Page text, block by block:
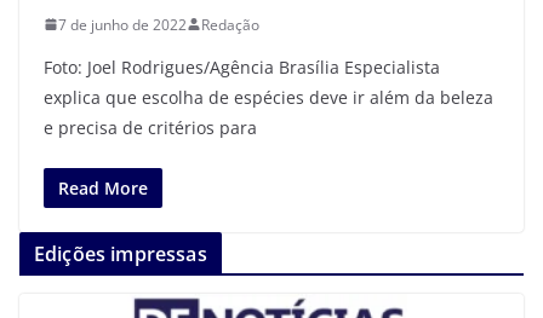
7 de junho de 2022 Redação
Foto: Joel Rodrigues/Agência Brasília Especialista
explica que escolha de espécies deve ir além da beleza
e precisa de critérios para
Read More
Edições impressas